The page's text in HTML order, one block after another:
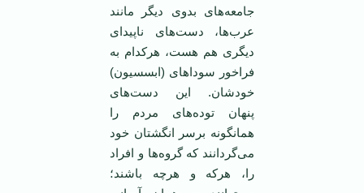
جامعه‌های بدوی دیگر مانند
عرب‌ها، ‏دست‌های ناپیدای
دیگری هم هست، هركدام به
فراخور سوداهای (ابسسیون)
خودشان. ‏این دست‌های
پنهان توده‌های مردم را
همانگونه برسر انگشتان خود
می‌گردانند كه گروه‌ها و افراد
را، هركه و هرچه باشند؛